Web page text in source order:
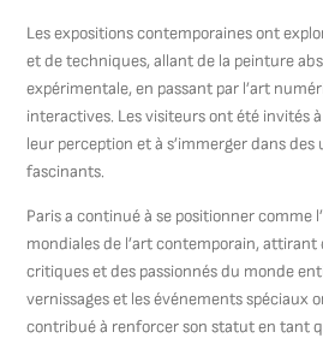
Les expositions contemporaines ont
et de techniques, allant de la peinture
expérimentale, en passant par l’art
interactives. Les visiteurs ont été invités
leur perception et à s’immerger dans
fascinants.
Paris a continué à se positionner comme
mondiales de l’art contemporain,
critiques et des passionnés du monde
vernissages et les événements spéciaux
contribué à renforcer son statut en tant